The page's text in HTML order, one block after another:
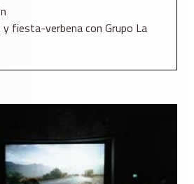
y fiesta-verbena con Grupo La